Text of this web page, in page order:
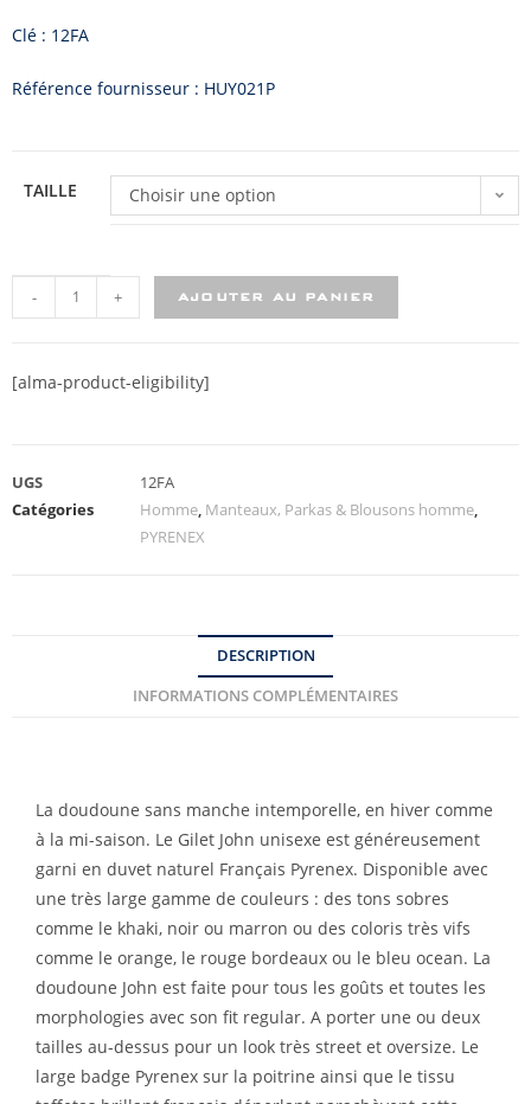
Clé : 12FA
Référence fournisseur : HUY021P
TAILLE Choisir une option
- + AJOUTER AU PANIER
[alma-product-eligibility]
UGS
12FA
Catégories
Homme Manteaux, Parkas & Blousons homme
PYRENEX
DESCRIPTION
INFORMATIONS COMPLÉMENTAIRES
La doudoune sans manche intemporelle, en hiver comme
à la mi-saison. Le Gilet John unisexe est généreusement
garni en duvet naturel Français Pyrenex. Disponible avec
une très large gamme de couleurs : des tons sobres
comme le khaki, noir ou marron ou des coloris très vifs
comme le orange, le rouge bordeaux ou le bleu ocean. La
doudoune John est faite pour tous les goûts et toutes les
morphologies avec son fit regular. A porter une ou deux
tailles au-dessus pour un look très street et oversize. Le
large badge Pyrenex sur la poitrine ainsi que le tissu